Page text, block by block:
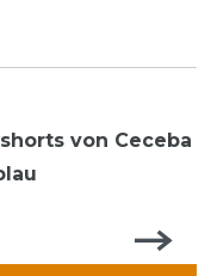
von Ceceba